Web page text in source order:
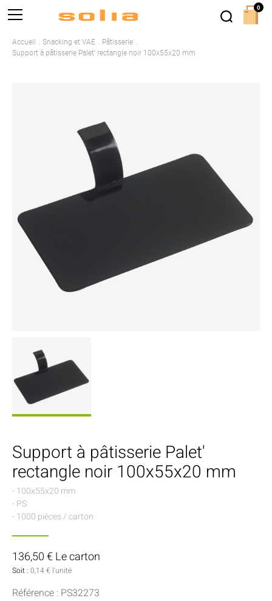
Accueil Snacking et VAE
Pâtisserie
Support à pâtisserie Palet' rectangle noir 100x55x20 mm
Support à pâtisserie Palet'
rectangle noir 100x55x20 mm
- 100x55x20 mm
- PS
- 1000 pièces / carton
136,50 € Le carton
Soit : 0,14 € l'unité
Référence : PS32273
0